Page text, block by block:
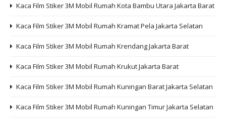
Kaca Film Stiker 3M Mobil Rumah Kota Bambu Utara Jakarta Barat
Kaca Film Stiker 3M Mobil Rumah Kramat Pela Jakarta Selatan
Kaca Film Stiker 3M Mobil Rumah Krendang Jakarta Barat
Kaca Film Stiker 3M Mobil Rumah Krukut Jakarta Barat
Kaca Film Stiker 3M Mobil Rumah Kuningan Barat Jakarta Selatan
Kaca Film Stiker 3M Mobil Rumah Kuningan Timur Jakarta Selatan